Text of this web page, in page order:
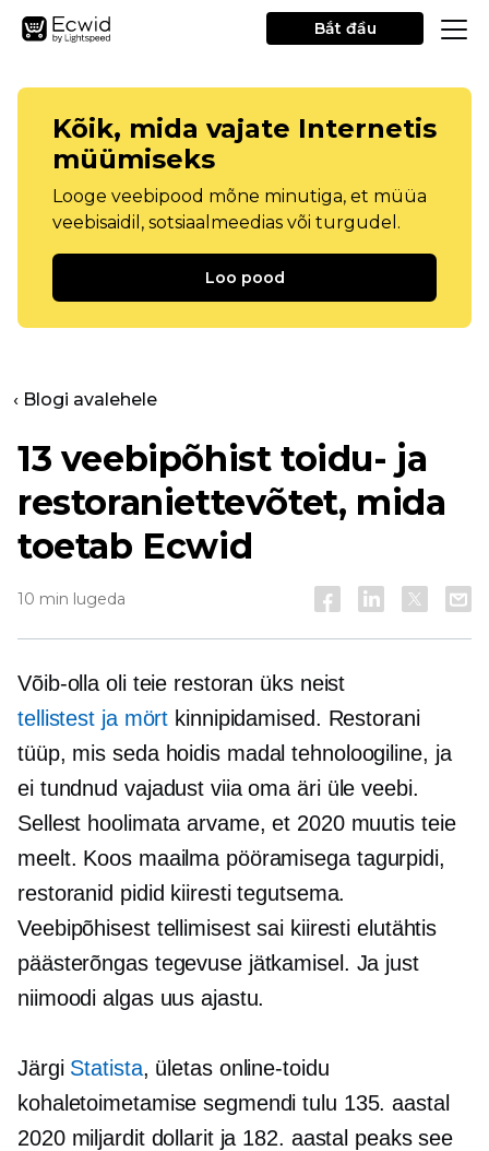
Bắt đầu
Kõik, mida vajate Internetis
müümiseks
Looge veebipood mõne minutiga, et müüa
veebisaidil, sotsiaalmeedias või turgudel.
Loo pood
‹ Blogi avalehele
13 veebipõhist toidu- ja
restoraniettevõtet, mida
toetab Ecwid
10 min lugeda
Võib-olla oli teie restoran üks neist
tellistest ja mört kinnipidamised. Restorani
tüüp, mis seda hoidis madal tehnoloogiline, ja
ei tundnud vajadust viia oma äri üle veebi.
Sellest hoolimata arvame, et 2020 muutis teie
meelt. Koos maailma pööramisega tagurpidi,
restoranid pidid kiiresti tegutsema.
Veebipõhisest tellimisest sai kiiresti elutähtis
päästerõngas tegevuse jätkamisel. Ja just
niimoodi algas uus ajastu.
Järgi Statista, ületas online-toidu
kohaletoimetamise segmendi tulu 135. aastal
2020 miljardit dollarit ja 182. aastal peaks see